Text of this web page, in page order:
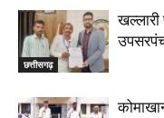
छत्तीसगढ़
खल्लारी